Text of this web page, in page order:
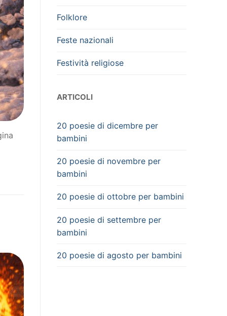
Folklore
Feste nazionali
Festività religiose
ARTICOLI
20 poesie di dicembre per
bambini
20 poesie di novembre per
bambini
20 poesie di ottobre per bambini
20 poesie di settembre per
bambini
20 poesie di agosto per bambini